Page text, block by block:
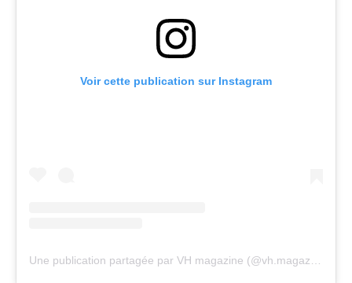
Voir cette publication sur Instagram
Une publication partagée par VH magazine (@vh.magazine)